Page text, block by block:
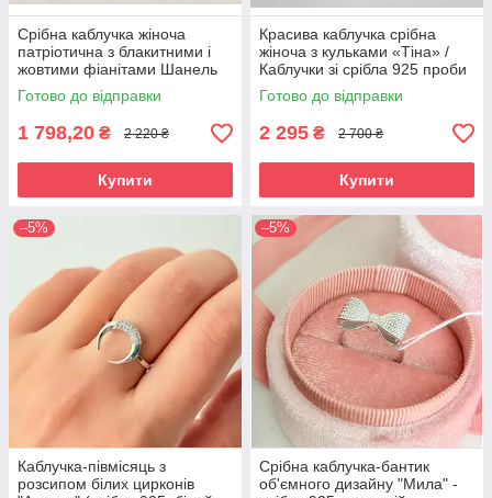
Срібна каблучка жіноча
патріотична з блакитними і
жовтими фіанітами Шанель
Готово до відправки
1 798,20 ₴ 2 220 ₴
Купити
Красива каблучка срібна
жіноча з кульками «Тіна» /
Каблучки зі срібла 925 проби
в подарунок дівчині
Готово до відправки
2 295 ₴ 2 700 ₴
Купити
–5%
Каблучка-півмісяць з
розсипом білих цирконів
–5%
Срібна каблучка-бантик
об'ємного дизайну "Мила" -